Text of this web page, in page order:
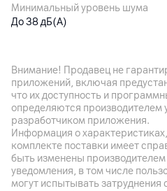
Минимальный уровень шума
До 38 дБ(A)
Особенности
Стерилизация с помощью
УФ-C; интеллектуальный
использовании конструкция с
от нехватки воды;
приложение Mi Home (работает
ароматерапии
Внимание! Продавец не
приложений, включая
что их доступность и
определяются производителем
разработчиком приложения.
Информация о
комплекте поставки имеет
быть изменены
уведомления, в том числе
могут испытывать затруднения